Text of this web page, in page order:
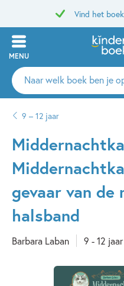
Vind het
MENU
Zoeken
naar
auteurs
uitgevers
9 – 12 jaar
gevaar van de
halsband
Barbara Laban 9 - 12 jaar